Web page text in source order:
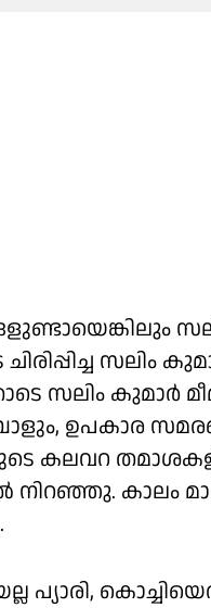
സലിം
സലിം കുമാർ
ഉപകാര
കലവറ
കാലം